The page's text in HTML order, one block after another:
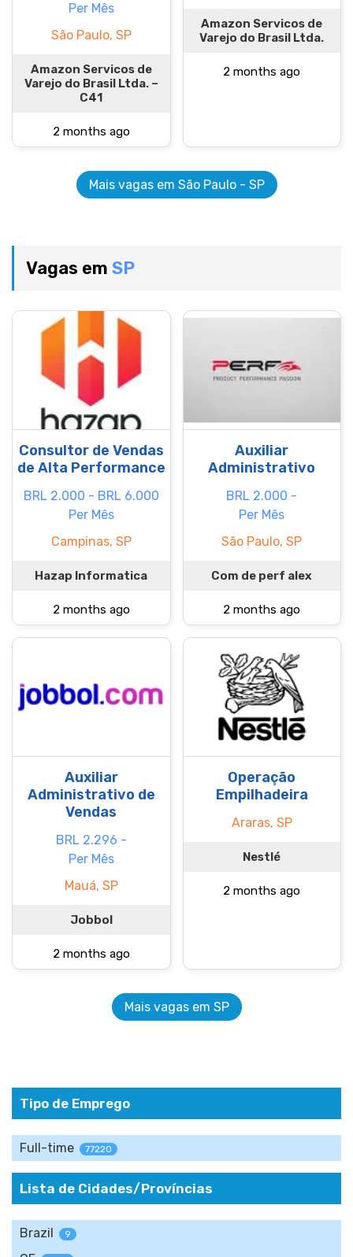
Per Mês
São Paulo, SP
Amazon Servicos de
Varejo do Brasil Ltda. –
C41
2 months ago
Amazon Servicos de
Varejo do Brasil Ltda.
2 months ago
Mais vagas em São Paulo - SP
Vagas em SP
Consultor de Vendas
de Alta Performance
BRL 2.000 - BRL 6.000
Per Mês
Campinas, SP
Hazap Informatica
2 months ago
Auxiliar
Administrativo
BRL 2.000 -
Per Mês
São Paulo, SP
Com de perf alex
2 months ago
Auxiliar
Administrativo de
Vendas
BRL 2.296 -
Per Mês
Mauá, SP
Jobbol
2 months ago
Operação
Empilhadeira
Araras, SP
Nestlé
2 months ago
Mais vagas em SP
Tipo de Emprego
Full-time 77220
Lista de Cidades/Províncias
Brazil 9